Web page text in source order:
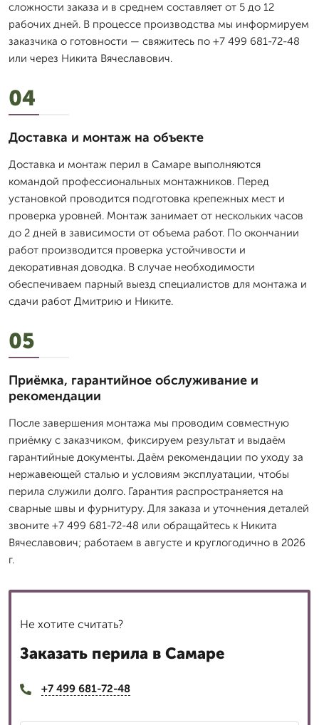
сложности заказа и в среднем составляет от 5 до 12
рабочих дней. В процессе производства мы информируем
заказчика о готовности — свяжитесь по +7 499 681-72-48
или через Никита Вячеславович.
04
Доставка и монтаж на объекте
Доставка и монтаж перил в Самаре выполняются
командой профессиональных монтажников. Перед
установкой проводится подготовка крепежных мест и
проверка уровней. Монтаж занимает от нескольких часов
до 2 дней в зависимости от объема работ. По окончании
работ производится проверка устойчивости и
декоративная доводка. В случае необходимости
обеспечиваем парный выезд специалистов для монтажа и
сдачи работ Дмитрию и Никите.
05
Приёмка, гарантийное обслуживание и
рекомендации
После завершения монтажа мы проводим совместную
приёмку с заказчиком, фиксируем результат и выдаём
гарантийные документы. Даём рекомендации по уходу за
нержавеющей сталью и условиям эксплуатации, чтобы
перила служили долго. Гарантия распространяется на
сварные швы и фурнитуру. Для заказа и уточнения деталей
звоните +7 499 681-72-48 или обращайтесь к Никита
Вячеславович; работаем в августе и круглогодично в 2026
г.
Не хотите считать?
Заказать перила в Самаре
+7 499 681-72-48